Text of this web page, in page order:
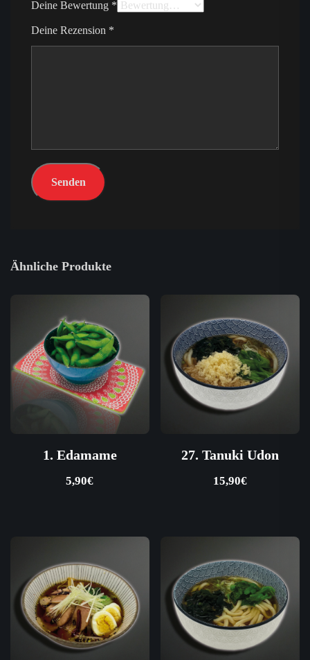
Deine Bewertung *
Deine Rezension *
Ähnliche Produkte
1. Edamame
5,90€
27. Tanuki Udon
15,90€